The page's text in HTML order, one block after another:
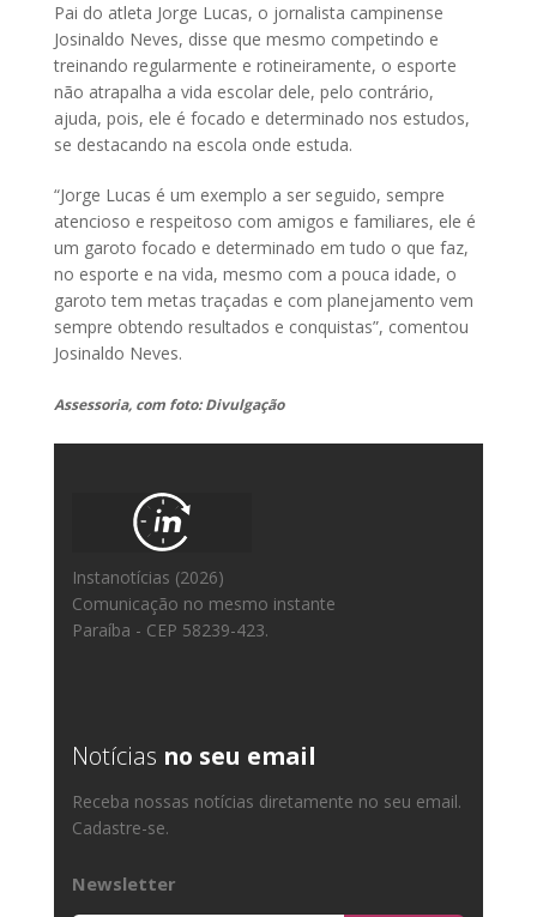
Pai do atleta Jorge Lucas, o jornalista campinense
Josinaldo Neves, disse que mesmo competindo e
treinando regularmente e rotineiramente, o esporte
não atrapalha a vida escolar dele, pelo contrário,
ajuda, pois, ele é focado e determinado nos estudos,
se destacando na escola onde estuda.
“Jorge Lucas é um exemplo a ser seguido, sempre
atencioso e respeitoso com amigos e familiares, ele é
um garoto focado e determinado em tudo o que faz,
no esporte e na vida, mesmo com a pouca idade, o
garoto tem metas traçadas e com planejamento vem
sempre obtendo resultados e conquistas”, comentou
Josinaldo Neves.
Assessoria, com foto: Divulgação
Instanotícias (2026)
Comunicação no mesmo instante
Paraíba - CEP 58239-423.
Notícias no seu email
Receba nossas notícias diretamente no seu email.
Cadastre-se.
Newsletter